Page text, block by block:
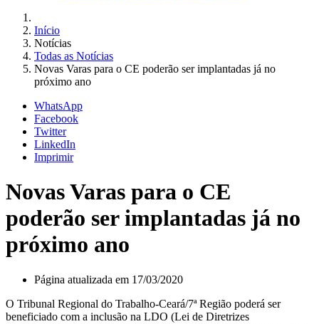
Início
Notícias
Todas as Notícias
Novas Varas para o CE poderão ser implantadas já no
próximo ano
WhatsApp
Facebook
Twitter
LinkedIn
Imprimir
Novas Varas para o CE
poderão ser implantadas já no
próximo ano
Página atualizada em 17/03/2020
O Tribunal Regional do Trabalho-Ceará/7ª Região poderá ser
beneficiado com a inclusão na LDO (Lei de Diretrizes